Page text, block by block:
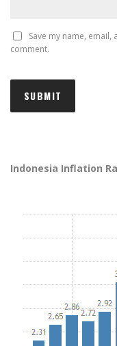
Save my name,
comment.
Indonesia Inflation